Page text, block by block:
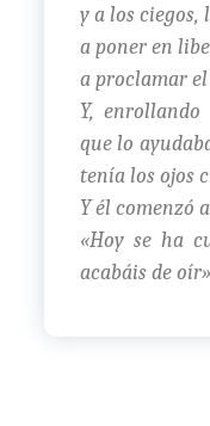
y a los ciegos,
a poner en
a proclamar el
Y,
que lo
tenía los ojos
Y él comenzó
«Hoy se ha
acabáis de